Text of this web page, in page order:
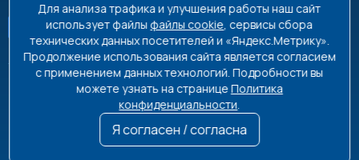
8 495 663-99-48
8 800 350-99-08
info@poolplanet.ru
Для анализа трафика и улучшения работы наш сайт
использует файлы файлы cookie, сервисы сбора
технических данных посетителей и «Яндекс.Метрику».
Продолжение использования сайта является согласием
с применением данных технологий. Подробности вы
можете узнать на страницеПолитика
конфиденциальности.
Я согласен / согласна